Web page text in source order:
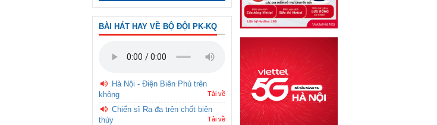
BÀI HÁT HAY VỀ BỘ ĐỘI PK-KQ
Hà Nội - Điện Biên Phủ trên
không
Tải về
Chiến sĩ Ra đa trên chốt biên
thùy
Tải về